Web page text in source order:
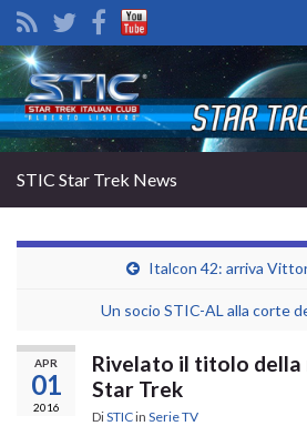
Search for:
STIC Star Trek News
Italcon 42: arriva
Un socio STIC-AL alla corte
APR
01
2016
Rivelato il titolo della
Star Trek
DiSTICin Serie TV